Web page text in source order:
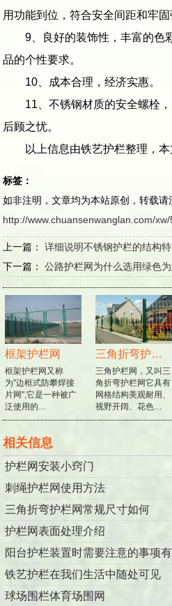
用功能到位，符合安全间距和牢固
9、良好的装饰性，丰富的色
品的个性要求。
10、成本合理，经济实惠。
11、不锈钢材质的安全螺栓，
后顾之忧。
以上信息由铁艺护栏整理，本
标签：
如非注明，文章均为本站原创，转载请
http://www.chuansenwanglan.com/
上一篇：详细说明不锈钢护栏的结构
下一篇：公路护栏网为什么选用绿色
框架护栏网
框架护栏网又称
为"边框式防攀焊接
片网",它是一种被广
泛使用的…
三角折弯护栏网
三角护栏网，又叫三
角折弯护栏网它具有
网格结构美观耐用、
视野开阔、花色…
相关信息
护栏网安装小窍门
刺绳护栏网使用方法
三角折弯护栏网常规尺寸如何
护栏网表面处理介绍
阳台护栏装置时需要注意的事项
铁艺护栏在我们生活中随处可见
球场围栏体育场围网